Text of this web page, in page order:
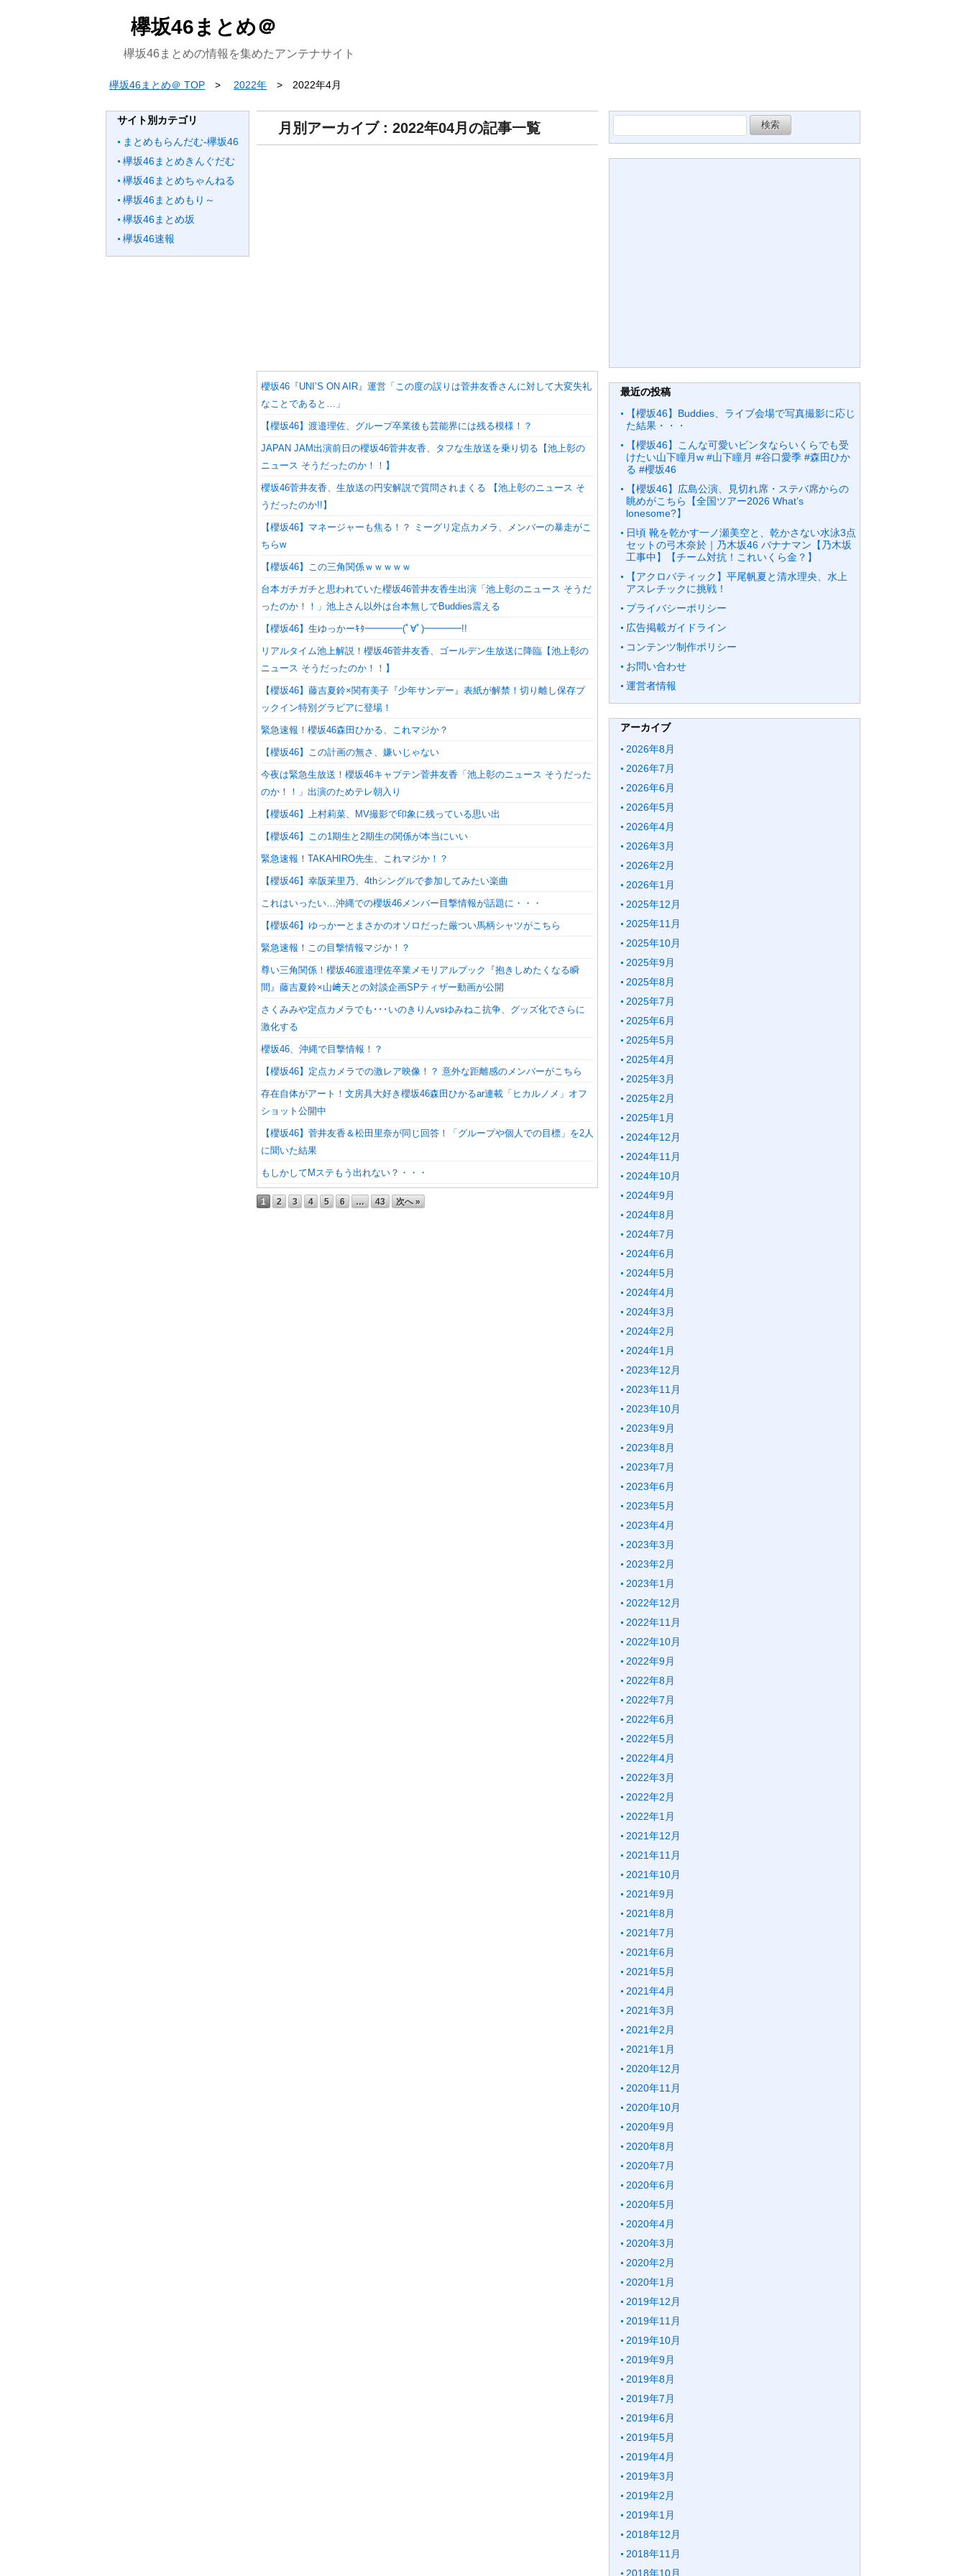
欅坂46まとめ＠
欅坂46まとめの情報を集めたアンテナサイト
欅坂46まとめ＠ TOP 2022年 2022年4月
サイト別カテゴリ
まとめもらんだむ-欅坂46
欅坂46まとめきんぐだむ
欅坂46まとめちゃんねる
欅坂46まとめもり～
欅坂46まとめ坂
欅坂46速報
月別アーカイブ : 2022年04月の記事一覧
櫻坂46『UNI’S ON AIR』運営「この度の誤りは菅井友香さんに対して大変失礼
なことであると…」
【櫻坂46】渡邉理佐、グループ卒業後も芸能界には残る模様！？
JAPAN JAM出演前日の櫻坂46菅井友香、タフな生放送を乗り切る【池上彰の
ニュース そうだったのか！！】
櫻坂46菅井友香、生放送の円安解説で質問されまくる 【池上彰のニュース そ
うだったのか!!】
【櫻坂46】マネージャーも焦る！？ ミーグリ定点カメラ、メンバーの暴走がこ
ちらw
【櫻坂46】この三角関係ｗｗｗｗｗ
台本ガチガチと思われていた櫻坂46菅井友香生出演「池上彰のニュース そうだ
ったのか！！」池上さん以外は台本無しでBuddies震える
【櫻坂46】生ゆっかーｷﾀ━━━━(ﾟ∀ﾟ)━━━━!!
リアルタイム池上解説！櫻坂46菅井友香、ゴールデン生放送に降臨【池上彰の
ニュース そうだったのか！！】
【櫻坂46】藤吉夏鈴×関有美子『少年サンデー』表紙が解禁！切り離し保存ブ
ックイン特別グラビアに登場！
緊急速報！櫻坂46森田ひかる、これマジか？
【櫻坂46】この計画の無さ、嫌いじゃない
今夜は緊急生放送！櫻坂46キャプテン菅井友香「池上彰のニュース そうだった
のか！！」出演のためテレ朝入り
【櫻坂46】上村莉菜、MV撮影で印象に残っている思い出
【櫻坂46】この1期生と2期生の関係が本当にいい
緊急速報！TAKAHIRO先生、これマジか！？
【櫻坂46】幸阪茉里乃、4thシングルで参加してみたい楽曲
これはいったい…沖縄での櫻坂46メンバー目撃情報が話題に・・・
【櫻坂46】ゆっかーとまさかのオソロだった厳つい馬柄シャツがこちら
緊急速報！この目撃情報マジか！？
尊い三角関係！櫻坂46渡邉理佐卒業メモリアルブック『抱きしめたくなる瞬
間』藤吉夏鈴×山﨑天との対談企画SPティザー動画が公開
さくみみや定点カメラでも･･･いのきりんvsゆみねこ抗争、グッズ化でさらに
激化する
櫻坂46、沖縄で目撃情報！？
【櫻坂46】定点カメラでの激レア映像！？ 意外な距離感のメンバーがこちら
存在自体がアート！文房具大好き櫻坂46森田ひかるar連載「ヒカルノメ」オフ
ショット公開中
【櫻坂46】菅井友香＆松田里奈が同じ回答！「グループや個人での目標」を2人
に聞いた結果
もしかしてMステもう出れない？・・・
1 2 3 4 5 6 … 43 次へ »
索:
最近の投稿
【櫻坂46】Buddies、ライブ会場で写真撮影に応じ
た結果・・・
​【櫻坂46】こんな可愛いビンタならいくらでも受
けたい山下瞳月w #山下瞳月 #谷口愛季 #森田ひか
る #櫻坂46
【櫻坂46】広島公演、見切れ席・ステバ席からの
眺めがこちら【全国ツアー2026 What’s
lonesome?】
日頃 靴を乾かす一ノ瀬美空と、乾かさない水泳3点
セットの弓木奈於｜乃木坂46 バナナマン【乃木坂
工事中】【チーム対抗！これいくら金？】
【アクロバティック】平尾帆夏と清水理央、水上
アスレチックに挑戦！
プライバシーポリシー
広告掲載ガイドライン
コンテンツ制作ポリシー
お問い合わせ
運営者情報
アーカイブ
2026年8月
2026年7月
2026年6月
2026年5月
2026年4月
2026年3月
2026年2月
2026年1月
2025年12月
2025年11月
2025年10月
2025年9月
2025年8月
2025年7月
2025年6月
2025年5月
2025年4月
2025年3月
2025年2月
2025年1月
2024年12月
2024年11月
2024年10月
2024年9月
2024年8月
2024年7月
2024年6月
2024年5月
2024年4月
2024年3月
2024年2月
2024年1月
2023年12月
2023年11月
2023年10月
2023年9月
2023年8月
2023年7月
2023年6月
2023年5月
2023年4月
2023年3月
2023年2月
2023年1月
2022年12月
2022年11月
2022年10月
2022年9月
2022年8月
2022年7月
2022年6月
2022年5月
2022年4月
2022年3月
2022年2月
2022年1月
2021年12月
2021年11月
2021年10月
2021年9月
2021年8月
2021年7月
2021年6月
2021年5月
2021年4月
2021年3月
2021年2月
2021年1月
2020年12月
2020年11月
2020年10月
2020年9月
2020年8月
2020年7月
2020年6月
2020年5月
2020年4月
2020年3月
2020年2月
2020年1月
2019年12月
2019年11月
2019年10月
2019年9月
2019年8月
2019年7月
2019年6月
2019年5月
2019年4月
2019年3月
2019年2月
2019年1月
2018年12月
2018年11月
2018年10月